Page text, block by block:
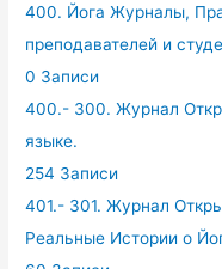
400. Йога Журналы,
преподавателей и
0 Записи
400.- 300. Журнал
языке.
254 Записи
401.- 301. Журнал
Реальные Истории о